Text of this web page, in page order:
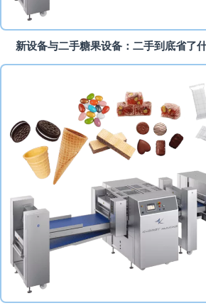
新设备与二手糖果设备：二手到底省了